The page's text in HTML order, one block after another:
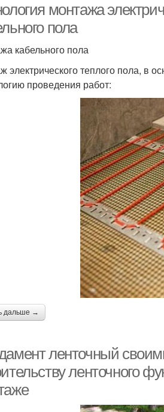
монтажа
пола
кабельного пола
электрического теплого пола, в
проведения работ:
дальше →
ленточный
ленточного